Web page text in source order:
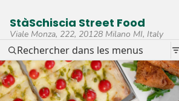
StàSchiscia Street Food
Viale Monza, 222, 20128 Milano MI, Italy
Rechercher dans les menus